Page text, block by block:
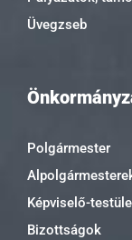
Üvegzseb
Polgármester
Képviselő-
Bizottságok